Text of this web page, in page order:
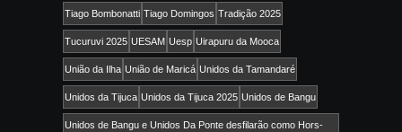
Tiago Bombonatti Tiago Domingos Tradição 2025
Tucuruvi 2025 UESAM Uesp Uirapuru da Mooca
União da Ilha União de Maricá Unidos da Tamandaré
Unidos da Tijuca Unidos da Tijuca 2025 Unidos de Bangu
Unidos de Bangu e Unidos Da Ponte desfilarão como Hors-